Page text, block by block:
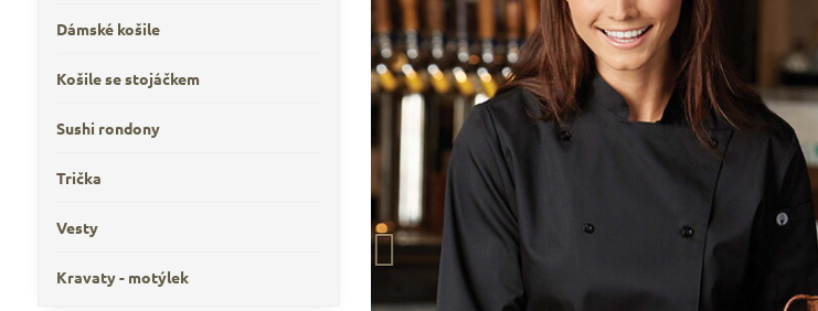
Dámské košile
Košile se stojáčkem
Sushi rondony
Trička
Vesty
Kravaty - motýlek